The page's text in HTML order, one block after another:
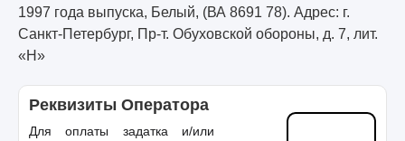
1997 года выпуска, Белый, (ВА 8691 78). Адрес: г.
Санкт-Петербург, Пр-т. Обуховской обороны, д. 7, лит.
«Н»
Реквизиты Оператора
Для оплаты задатка и/или